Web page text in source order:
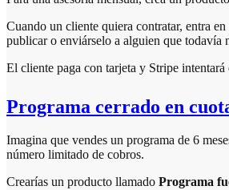
Cuando un cliente quiera contratar, entra
publicar o enviárselo a alguien que todavía
El cliente paga con tarjeta y Stripe
Programa cerrado en
Imagina que vendes un programa de 6
número limitado de cobros.
Crearías un producto llamado Programa